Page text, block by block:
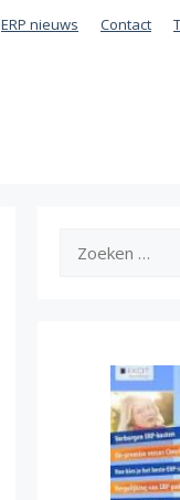
ERP nieuws Contact